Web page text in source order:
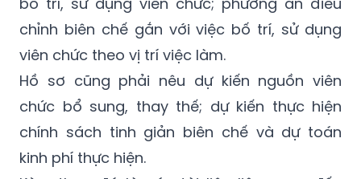
viên chức theo vị trí việc làm.
Hồ sơ cũng phải nêu dự kiến nguồn viên
chức bổ sung, thay thế; dự kiến thực hiện
chính sách tinh giản biên chế và dự toán
kinh phí thực hiện.
Kèm theo đó là các tài liệu liên quan đến
việc điều chỉnh biên chế viên chức như quyết